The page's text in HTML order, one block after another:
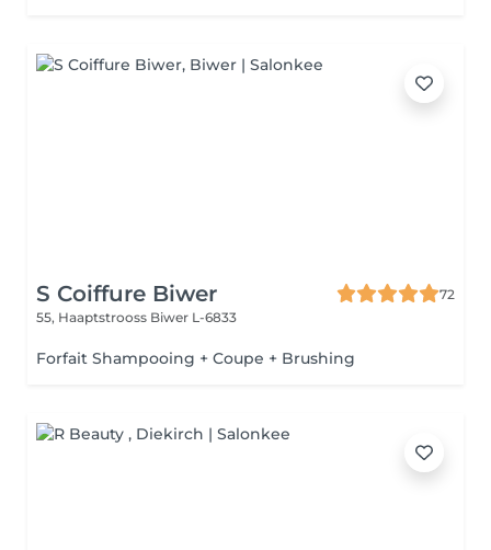
S Coiffure Biwer
72
55, Haaptstrooss Biwer L-6833
Forfait Shampooing + Coupe + Brushing